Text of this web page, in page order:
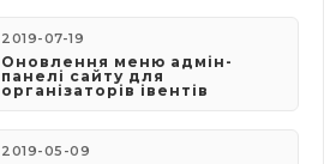
2019-07-19
Оновлення меню адмін-
панелі сайту для
організаторів івентів
2019-05-09